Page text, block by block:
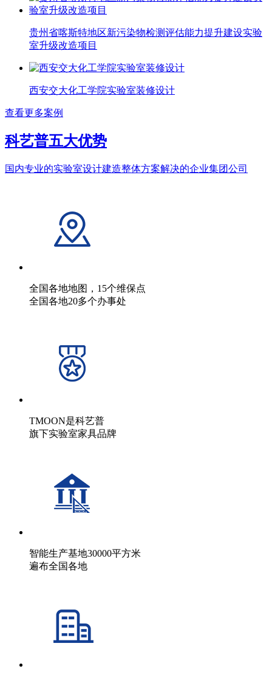
贵州省喀斯特地区新污染物检测评估能力提升建设实验
室升级改造项目
西安交大化工学院实验室装修设计
查看更多案例
科艺普五大优势
国内专业的实验室设计建造整体方案解决的企业集团公司
全国各地地图，15个维保点
全国各地20多个办事处
TMOON是科艺普
旗下实验室家具品牌
智能生产基地30000平方米
遍布全国各地